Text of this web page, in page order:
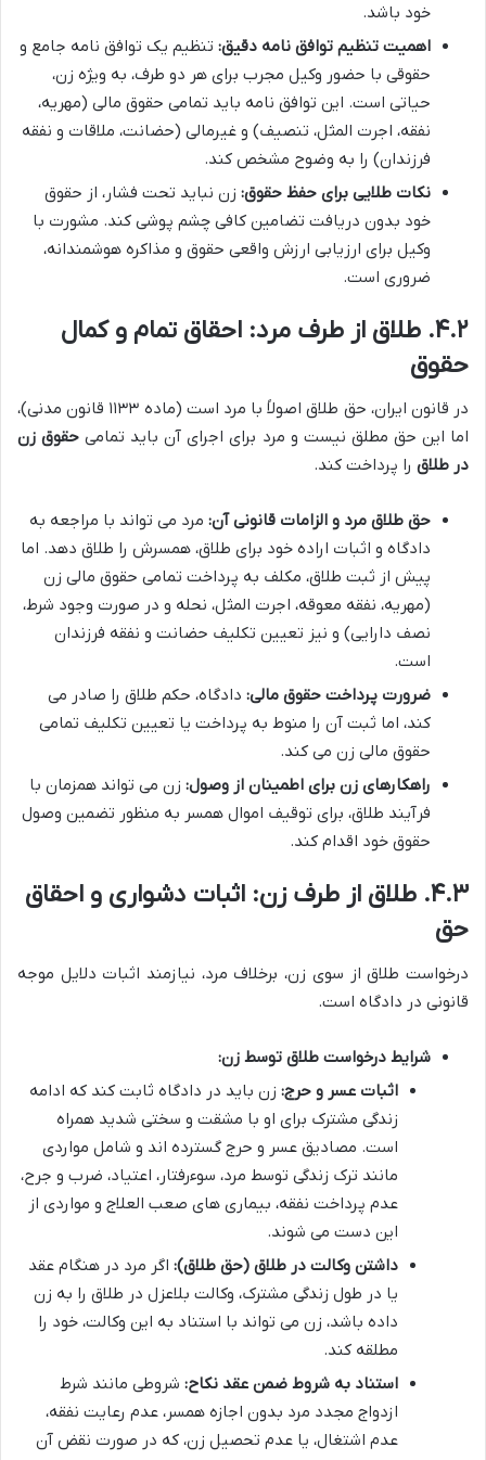
خود باشد.
اهمیت تنظیم توافق نامه دقیق: تنظیم یک توافق نامه جامع و
حقوقی با حضور وکیل مجرب برای هر دو طرف، به ویژه زن،
حیاتی است. این توافق نامه باید تمامی حقوق مالی (مهریه،
نفقه، اجرت المثل، تنصیف) و غیرمالی (حضانت، ملاقات و نفقه
فرزندان) را به وضوح مشخص کند.
نکات طلایی برای حفظ حقوق: زن نباید تحت فشار، از حقوق
خود بدون دریافت تضامین کافی چشم پوشی کند. مشورت با
وکیل برای ارزیابی ارزش واقعی حقوق و مذاکره هوشمندانه،
ضروری است.
۴.۲. طلاق از طرف مرد: احقاق تمام و کمال
حقوق
در قانون ایران، حق طلاق اصولاً با مرد است (ماده ۱۱۳۳ قانون مدنی)،
اما این حق مطلق نیست و مرد برای اجرای آن باید تمامی حقوق زن
در طلاق را پرداخت کند.
حق طلاق مرد و الزامات قانونی آن: مرد می تواند با مراجعه به
دادگاه و اثبات اراده خود برای طلاق، همسرش را طلاق دهد. اما
پیش از ثبت طلاق، مکلف به پرداخت تمامی حقوق مالی زن
(مهریه، نفقه معوقه، اجرت المثل، نحله و در صورت وجود شرط،
نصف دارایی) و نیز تعیین تکلیف حضانت و نفقه فرزندان
است.
ضرورت پرداخت حقوق مالی: دادگاه، حکم طلاق را صادر می
کند، اما ثبت آن را منوط به پرداخت یا تعیین تکلیف تمامی
حقوق مالی زن می کند.
راهکارهای زن برای اطمینان از وصول: زن می تواند همزمان با
فرآیند طلاق، برای توقیف اموال همسر به منظور تضمین وصول
حقوق خود اقدام کند.
۴.۳. طلاق از طرف زن: اثبات دشواری و احقاق
حق
درخواست طلاق از سوی زن، برخلاف مرد، نیازمند اثبات دلایل موجه
قانونی در دادگاه است.
شرایط درخواست طلاق توسط زن:
اثبات عسر و حرج: زن باید در دادگاه ثابت کند که ادامه
زندگی مشترک برای او با مشقت و سختی شدید همراه
است. مصادیق عسر و حرج گسترده اند و شامل مواردی
مانند ترک زندگی توسط مرد، سوءرفتار، اعتیاد، ضرب و جرح،
عدم پرداخت نفقه، بیماری های صعب العلاج و مواردی از
این دست می شوند.
داشتن وکالت در طلاق (حق طلاق): اگر مرد در هنگام عقد
یا در طول زندگی مشترک، وکالت بلاعزل در طلاق را به زن
داده باشد، زن می تواند با استناد به این وکالت، خود را
مطلقه کند.
استناد به شروط ضمن عقد نکاح: شروطی مانند شرط
ازدواج مجدد مرد بدون اجازه همسر، عدم رعایت نفقه،
عدم اشتغال، یا عدم تحصیل زن، که در صورت نقض آن